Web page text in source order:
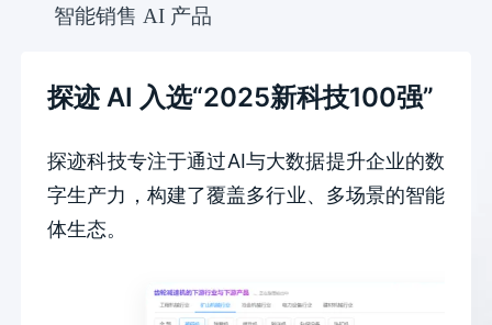
智能销售 AI 产品
探迹 AI 入选“2025新科技100强”
探迹科技专注于通过AI与大数据提升企业的数
字生产力，构建了覆盖多行业、多场景的智能
体生态。